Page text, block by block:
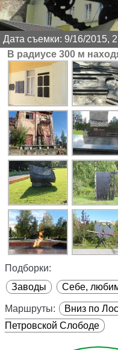
Дата съемки: 9/16/2015,
В радиусе 300 м
Подборки:
Заводы
Себе,
Маршруты: Вниз по
Петровской Слободе